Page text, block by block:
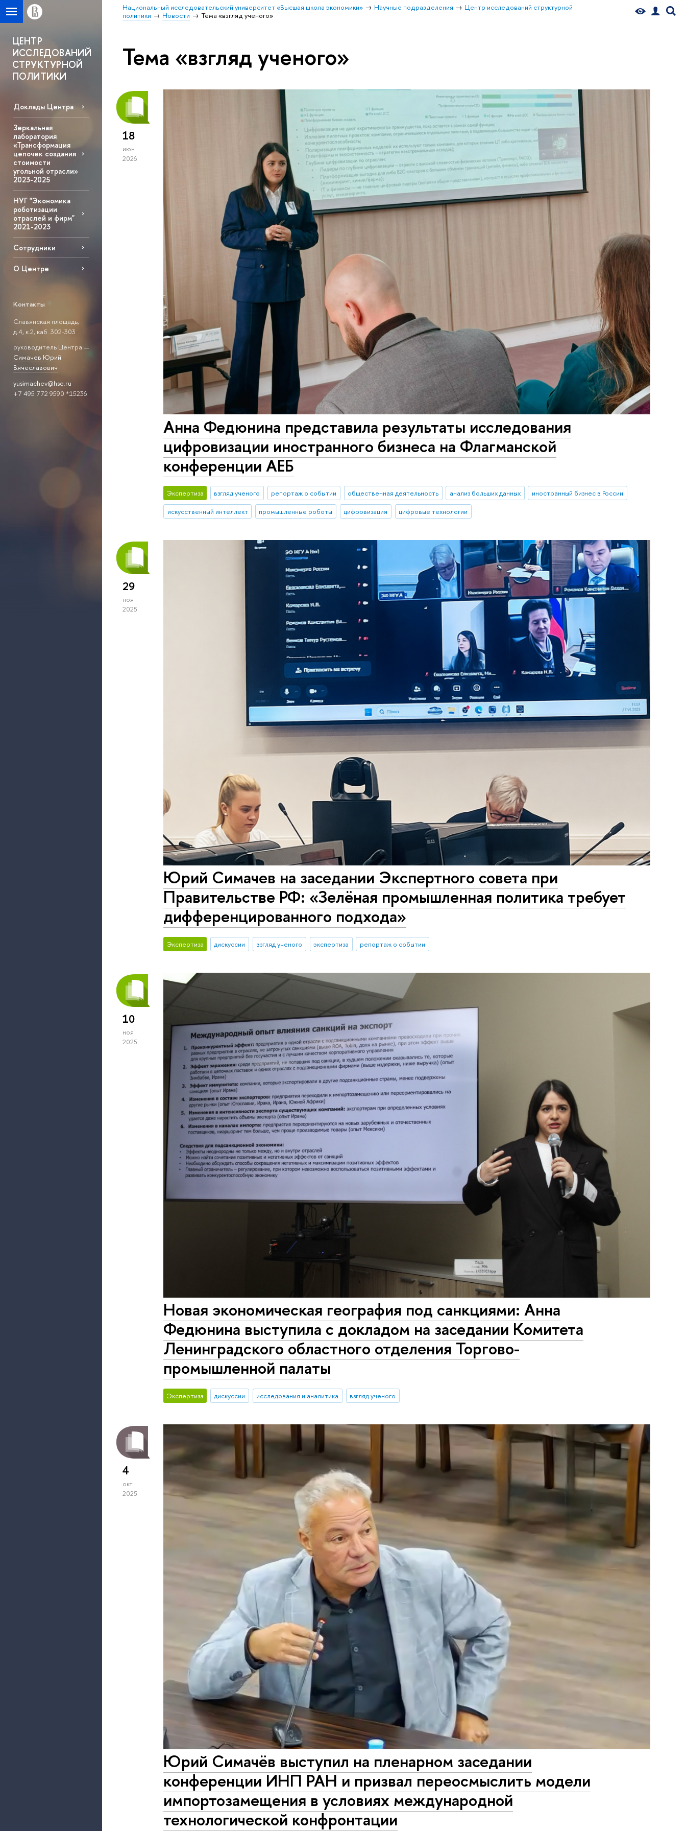
Национальный исследовательский университет «Высшая школа экономики» Научные подразделения
Центр исследований структурной
политики
Новости Тема «взгляд ученого»
ЦЕНТР
ИССЛЕДОВАНИЙ
СТРУКТУРНОЙ
ПОЛИТИКИ
Доклады Центра
Зеркальная
лаборатория
«Трансформация
цепочек создания
стоимости
угольной отрасли»
2023-2025
НУГ "Экономика
роботизации
отраслей и фирм"
2021-2023
Сотрудники
О Центре
Контакты
Славянская площадь,
д.4, к.2, каб. 302-303
руководитель Центра —
Симачев Юрий
Вячеславович
yusimachev@hse.ru
+7 495 772 9590 *15236
Тема «взгляд ученого»
18
июн
2026
Анна Федюнина представила результаты исследования
цифровизации иностранного бизнеса на Флагманской
конференции АЕБ
Экспертиза взгляд ученого репортаж о событии общественная деятельность анализ больших данных
иностранный бизнес в России
искусственный интеллект
промышленные роботы цифровизация цифровые технологии
29
ноя
2025
Юрий Симачев на заседании Экспертного совета при
Правительстве РФ: «Зелёная промышленная политика требует
дифференцированного подхода»
Экспертиза дискуссии взгляд ученого экспертиза репортаж о событии
10
ноя
2025
Новая экономическая география под санкциями: Анна
Федюнина выступила с докладом на заседании Комитета
Ленинградского областного отделения Торгово-
промышленной палаты
Экспертиза дискуссии исследования и аналитика взгляд ученого
4
окт
2025
Юрий Симачёв выступил на пленарном заседании
конференции ИНП РАН и призвал переосмыслить модели
импортозамещения в условиях международной
технологической конфронтации